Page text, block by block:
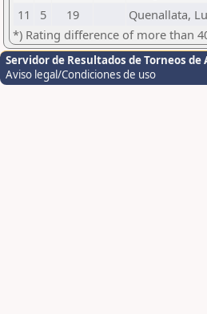
11
5 19 Quenallata,
*) Rating difference of more than
Servidor de Resultados de Torneos de
Aviso legal/Condiciones de uso